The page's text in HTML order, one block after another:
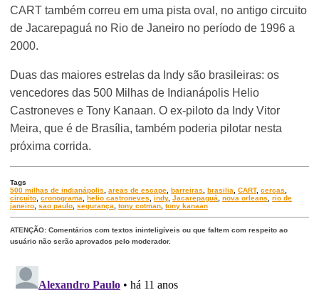
CART também correu em uma pista oval, no antigo circuito
de Jacarepaguá no Rio de Janeiro no período de 1996 a
2000.
Duas das maiores estrelas da Indy são brasileiras: os
vencedores das 500 Milhas de Indianápolis Helio
Castroneves e Tony Kanaan. O ex-piloto da Indy Vitor
Meira, que é de Brasília, também poderia pilotar nesta
próxima corrida.
Tags
500 milhas de indianápolis
,areas de escape ,barreiras ,brasilia ,CART,cercas
circuito ,cronograma ,helio castroneves ,indy,Jacarepaguá ,nova orleans ,rio de
janeiro ,sao paulo ,segurança ,tony cotman ,tony kanaan
ATENÇÃO: Comentários com textos ininteligíveis ou que faltem com respeito ao
usuário não serão aprovados pelo moderador.